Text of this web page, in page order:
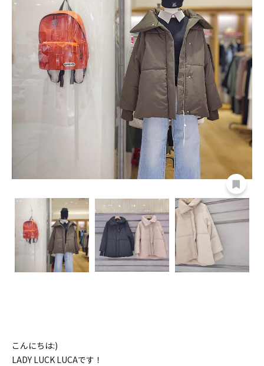
こんにちは:)
LADY LUCK LUCAです！